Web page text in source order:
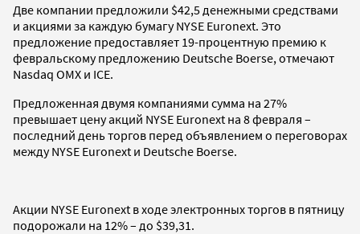
Две компании предложили $42,5 денежными средствами
и акциями за каждую бумагу NYSE Euronext. Это
предложение предоставляет 19-процентную премию к
февральскому предложению Deutsche Boerse, отмечают
Nasdaq OMX и ICE.
Предложенная двумя компаниями сумма на 27%
превышает цену акций NYSE Euronext на 8 февраля –
последний день торгов перед объявлением о переговорах
между NYSE Euronext и Deutsche Boerse.
Акции NYSE Euronext в ходе электронных торгов в пятницу
подорожали на 12% – до $39,31.